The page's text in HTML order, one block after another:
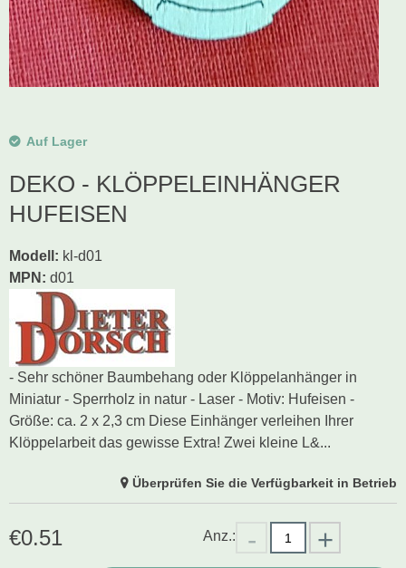
Auf Lager
DEKO - KLÖPPELEINHÄNGER
HUFEISEN
Modell : kl-d01
MPN: d01
- Sehr schöner Baumbehang oder Klöppelanhänger in
Miniatur - Sperrholz in natur - Laser - Motiv: Hufeisen -
Größe: ca. 2 x 2,3 cm Diese Einhänger verleihen Ihrer
Klöppelarbeit das gewisse Extra! Zwei kleine L&...
Überprüfen Sie die Verfügbarkeit in Betrieb
€0.51 Anz.: